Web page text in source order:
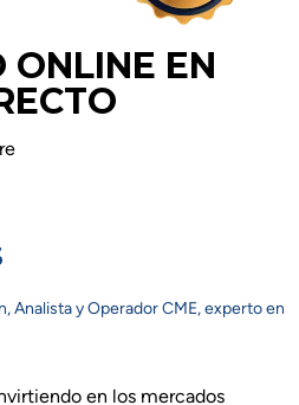
ONLINE EN
Analista y Operador CME, experto en
en los mercados